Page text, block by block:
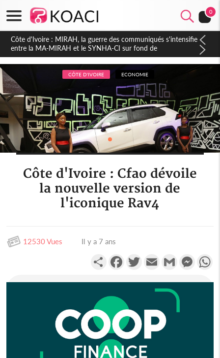
0
Côte d'Ivoire : Indépendance 2026, Thiam plaide pour un
environnement démocratique plus apaisé
CÔTE D'IVOIRE ECONOMIE
Côte d'Ivoire : Cfao dévoile
la nouvelle version de
l'iconique Rav4
12530 Vues Il y a 7 ans
PartagerFacebookTwitterEmail Gmail